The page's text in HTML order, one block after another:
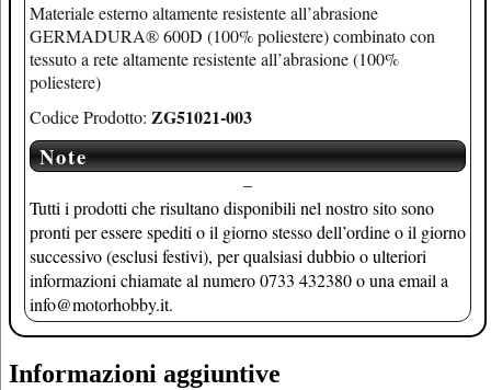
Materiale esterno altamente resistente all’abrasione
GERMADURA® 600D (100% poliestere) combinato con
tessuto a rete altamente resistente all’abrasione (100%
poliestere)
Codice Prodotto: ZG51021-003
Note
–
Tutti i prodotti che risultano disponibili nel nostro sito sono
pronti per essere spediti o il giorno stesso dell’ordine o il giorno
successivo (esclusi festivi), per qualsiasi dubbio o ulteriori
informazioni chiamate al numero 0733 432380 o una email a
info@motorhobby.it.
Informazioni aggiuntive